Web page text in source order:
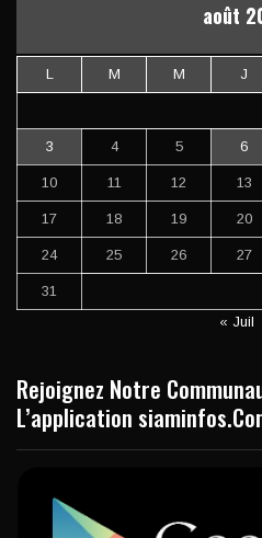
août
L M M J
3 4 5 6
10 11 12 13
17 18 19 20
24 25 26 27
31
« Juil
Rejoignez Notre
L’application